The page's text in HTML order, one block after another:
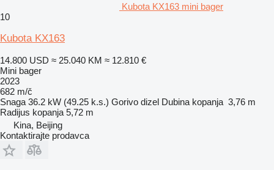
Kubota KX163 mini bager
10
Kubota KX163
14.800 USD ≈ 25.040 KM ≈ 12.810 €
Mini bager
2023
682 m/č
Snaga 36.2 kW (49.25 k.s.) Gorivo dizel Dubina kopanja 3,76 m
Radijus kopanja 5,72 m
Kina, Beijing
Kontaktirajte prodavca